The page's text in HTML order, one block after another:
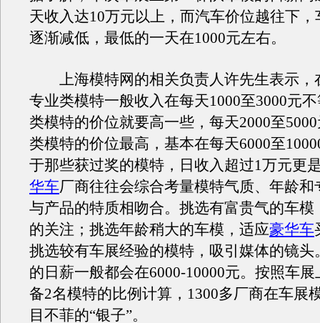
天收入达10万元以上，而汽车价位越往下
逐渐减低，最低的一天在1000元左右。
上海模特网的相关负责人许先生表示，
专业类模特一般收入在每天1000至3000元
类模特的价位就要高一些，每天2000至
类模特的价位最高，基本在每天6000至
于那些获过奖的模特，日收入超过1万元更
华车厂商往往会综合考量模特气质、年龄和
与产品的特质相吻合。挑选有富贵气的车模
的关注；挑选年龄稍大的车模，适应豪华车
挑选较有车展经验的模特，吸引媒体的镜头
的日薪一般都会在6000-10000元。按照车
备2名模特的比例计算，1300多厂商在车展
目不菲的“银子”。